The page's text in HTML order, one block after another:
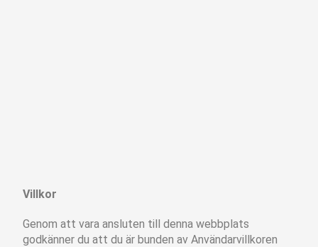
Villkor
Genom att vara ansluten till denna webbplats
godkänner du att du är bunden av Användarvillkoren